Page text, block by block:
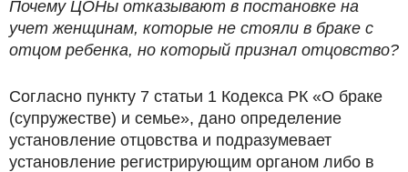
Почему ЦОНы отказывают в постановке на
учет женщинам, которые не стояли в браке с
отцом ребенка, но который признал отцовство?
Согласно пункту 7 статьи 1 Кодекса РК «О браке
(супружестве) и семье», дано определение
установление отцовства и подразумевает
установление регистрирующим органом либо в